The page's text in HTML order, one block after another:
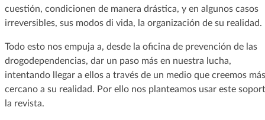
cuestión, condicionen de manera drástica, y en algunos casos
irreversibles, sus modos di vida, la organización de su realidad.
Todo esto nos empuja a, desde la oficina de prevención de las
drogodependencias, dar un paso más en nuestra lucha,
intentando llegar a ellos a través de un medio que creemos más
cercano a su realidad. Por ello nos planteamos usar este
la revista.